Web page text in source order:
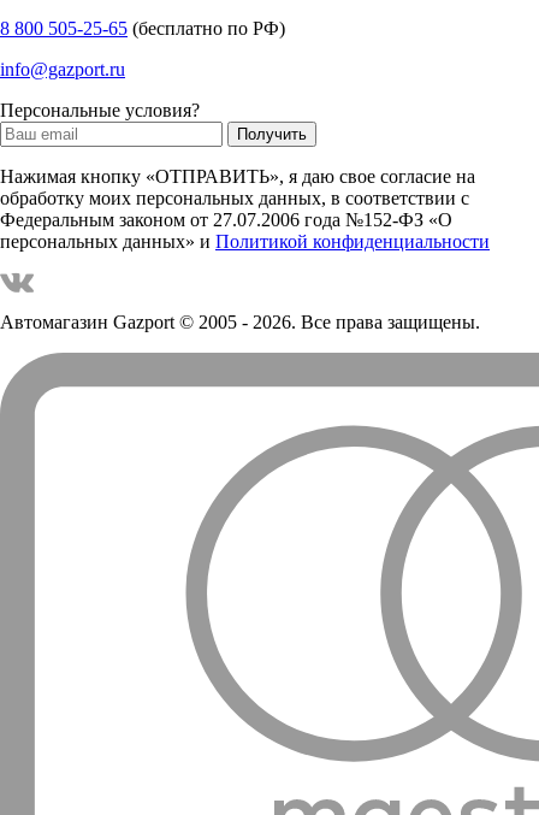
8 800 505-25-65 (бесплатно по РФ)
info@gazport.ru
Персональные условия?
Нажимая кнопку «ОТПРАВИТЬ», я даю свое согласие на
обработку моих персональных данных, в соответствии с
Федеральным законом от 27.07.2006 года №152-ФЗ «О
персональных данных» и Политикой конфиденциальности
Автомагазин Gazport© 2005 - 2026. Все права защищены.